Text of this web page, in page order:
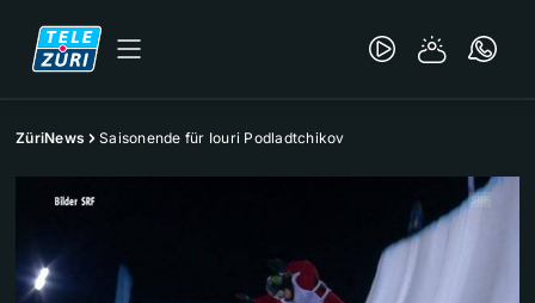
ZüriNews Saisonende für Iouri Podladtchikov